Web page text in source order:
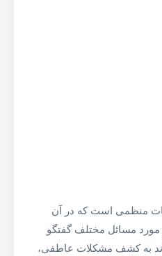
منظمی است که در آن
مورد مسائل مختلف گفتگو
به کشف مشکلات عاطفی،